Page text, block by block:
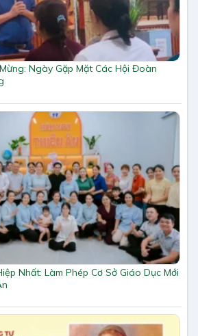
Ngày Gặp Mặt Các Hội Đoàn
Nhất: Làm Phép Cơ Sở Giáo Dục Mới